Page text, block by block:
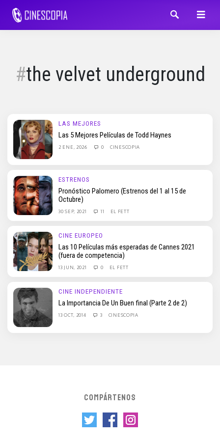
the velvet underground
LAS MEJORES
Las 5 Mejores Películas de Todd Haynes
2 ENE, 2026 0 CINESCOPIA
ESTRENOS
Pronóstico Palomero (Estrenos del 1 al 15 de
Octubre)
30 SEP, 2021 11 EL FETT
CINE EUROPEO
Las 10 Películas más esperadas de Cannes 2021
(fuera de competencia)
13 JUN, 2021 0 EL FETT
CINE INDEPENDIENTE
La Importancia De Un Buen final (Parte 2 de 2)
13 OCT, 2014 3 CINESCOPIA
COMPÁRTENOS